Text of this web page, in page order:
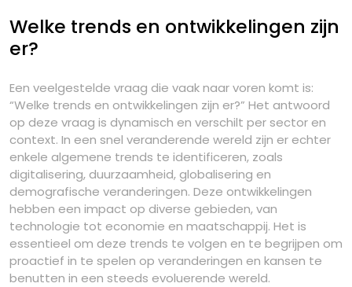
Welke trends en ontwikkelingen zijn
er?
Een veelgestelde vraag die vaak naar voren komt is:
“Welke trends en ontwikkelingen zijn er?” Het antwoord
op deze vraag is dynamisch en verschilt per sector en
context. In een snel veranderende wereld zijn er echter
enkele algemene trends te identificeren, zoals
digitalisering, duurzaamheid, globalisering en
demografische veranderingen. Deze ontwikkelingen
hebben een impact op diverse gebieden, van
technologie tot economie en maatschappij. Het is
essentieel om deze trends te volgen en te begrijpen om
proactief in te spelen op veranderingen en kansen te
benutten in een steeds evoluerende wereld.